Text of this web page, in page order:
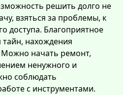
решить долго не
взяться за проблемы, к
доступа. Благоприятное
нахождения
начать ремонт,
ненужного и
соблюдать
с инструментами.